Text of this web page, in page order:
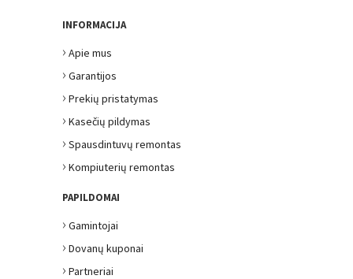
INFORMACIJA
› Apie mus
› Garantijos
› Prekių pristatymas
› Kasečių pildymas
› Spausdintuvų remontas
› Kompiuterių remontas
PAPILDOMAI
› Gamintojai
› Dovanų kuponai
› Partneriai